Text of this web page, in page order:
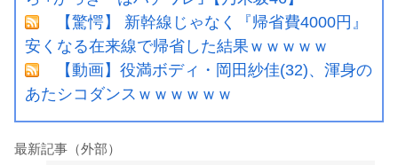
【驚愕】 新幹線じゃなく『帰省費4000円』
安くなる在来線で帰省した結果ｗｗｗｗｗ
【動画】役満ボディ・岡田紗佳(32)、渾身の
あたシコダンスｗｗｗｗｗｗ
最新記事（外部）